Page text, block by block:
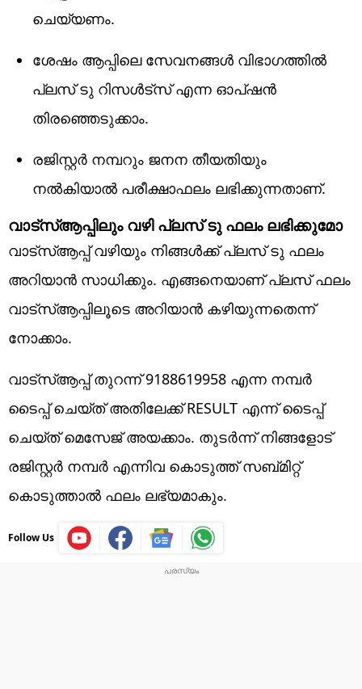
ചെയ്യണം.
ശേഷം ആപ്പിലെ സേവനങ്ങള്‍ വിഭാഗത്തില്‍
പ്ലസ് ടു റിസള്‍ട്‌സ് എന്ന ഓപ്ഷന്‍
തിരഞ്ഞെടുക്കാം.
രജിസ്റ്റര്‍ നമ്പറും ജനന തീയതിയും
നല്‍കിയാല്‍ പരീക്ഷാഫലം ലഭിക്കുന്നതാണ്.
വാട്‌സ്ആപ്പിലും വഴി പ്ലസ് ടു ഫലം ലഭിക്കുമോ
വാട്‌സ്ആപ്പ് വഴിയും നിങ്ങള്‍ക്ക് പ്ലസ് ടു ഫലം
അറിയാന്‍ സാധിക്കും. എങ്ങനെയാണ് പ്ലസ് ഫലം
വാട്‌സ്ആപ്പിലൂടെ അറിയാന്‍ കഴിയുന്നതെന്ന്
നോക്കാം.
വാട്‌സ്ആപ്പ് തുറന്ന് 9188619958 എന്ന നമ്പര്‍
ടൈപ്പ് ചെയ്ത് അതിലേക്ക് RESULT എന്ന് ടൈപ്പ്
ചെയ്ത് മെസേജ് അയക്കാം. തുടര്‍ന്ന് നിങ്ങളോട്
രജിസ്റ്റര്‍ നമ്പര്‍ എന്നിവ കൊടുത്ത് സബ്മിറ്റ്
കൊടുത്താല്‍ ഫലം ലഭ്യമാകും.
Follow Us